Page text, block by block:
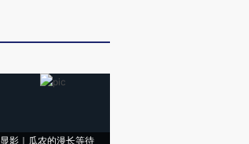
显影｜瓜农的漫长等待